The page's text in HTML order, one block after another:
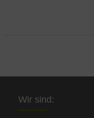
Wir sind: